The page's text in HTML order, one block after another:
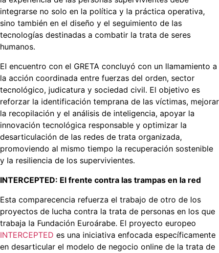
integrarse no solo en la política y la práctica operativa,
sino también en el diseño y el seguimiento de las
tecnologías destinadas a combatir la trata de seres
humanos.
El encuentro con el GRETA concluyó con un llamamiento a
la acción coordinada entre fuerzas del orden, sector
tecnológico, judicatura y sociedad civil. El objetivo es
reforzar la identificación temprana de las víctimas, mejorar
la recopilación y el análisis de inteligencia, apoyar la
innovación tecnológica responsable y optimizar la
desarticulación de las redes de trata organizada,
promoviendo al mismo tiempo la recuperación sostenible
y la resiliencia de los supervivientes.
INTERCEPTED: El frente contra las trampas en la red
Esta comparecencia refuerza el trabajo de otro de los
proyectos de lucha contra la trata de personas en los que
trabaja la Fundación Euroárabe. El proyecto europeo
INTERCEPTED es una iniciativa enfocada específicamente
en desarticular el modelo de negocio online de la trata de